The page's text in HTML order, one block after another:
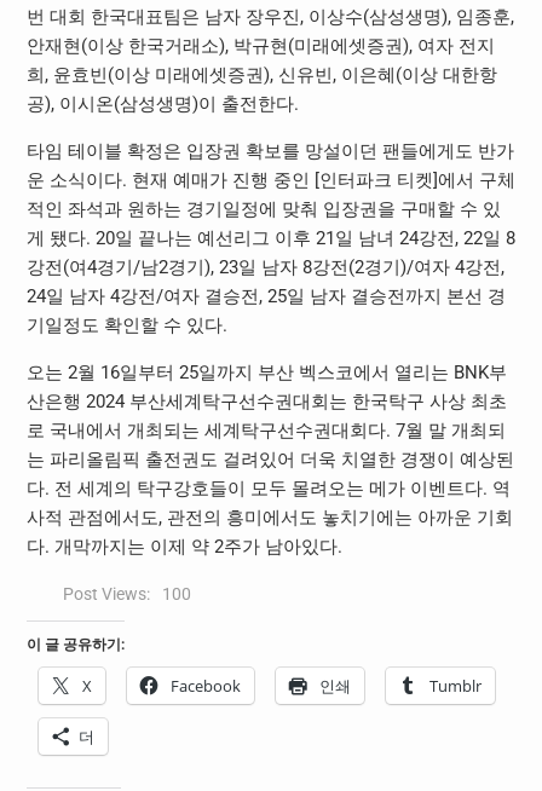
번 대회 한국대표팀은 남자 장우진, 이상수(삼성생명), 임종훈,
안재현(이상 한국거래소), 박규현(미래에셋증권), 여자 전지
희, 윤효빈(이상 미래에셋증권), 신유빈, 이은혜(이상 대한항
공), 이시온(삼성생명)이 출전한다.
타임 테이블 확정은 입장권 확보를 망설이던 팬들에게도 반가
운 소식이다. 현재 예매가 진행 중인 [인터파크 티켓]에서 구체
적인 좌석과 원하는 경기일정에 맞춰 입장권을 구매할 수 있
게 됐다. 20일 끝나는 예선리그 이후 21일 남녀 24강전, 22일 8
강전(여4경기/남2경기), 23일 남자 8강전(2경기)/여자 4강전,
24일 남자 4강전/여자 결승전, 25일 남자 결승전까지 본선 경
기일정도 확인할 수 있다.
오는 2월 16일부터 25일까지 부산 벡스코에서 열리는 BNK부
산은행 2024 부산세계탁구선수권대회는 한국탁구 사상 최초
로 국내에서 개최되는 세계탁구선수권대회다. 7월 말 개최되
는 파리올림픽 출전권도 걸려있어 더욱 치열한 경쟁이 예상된
다. 전 세계의 탁구강호들이 모두 몰려오는 메가 이벤트다. 역
사적 관점에서도, 관전의 흥미에서도 놓치기에는 아까운 기회
다. 개막까지는 이제 약 2주가 남아있다.
Post Views: 100
이 글 공유하기:
X Facebook 인쇄 Tumblr
더